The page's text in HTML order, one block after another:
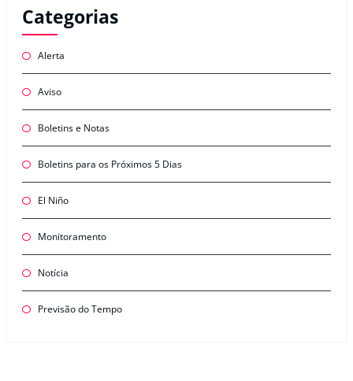
Categorias
Alerta
Aviso
Boletins e Notas
Boletins para os Próximos 5 Dias
El Niño
Monitoramento
Notícia
Previsão do Tempo